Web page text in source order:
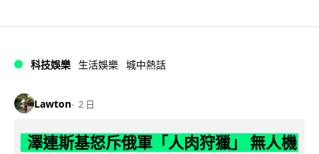
科技娛樂 生活娛樂 城中熱話
Lawton 2 日
澤連斯基怒斥俄軍「人肉狩獵」 無人機